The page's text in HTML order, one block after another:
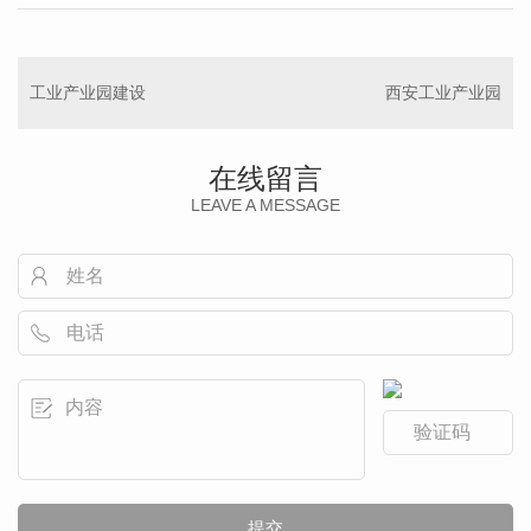
工业产业园建设 西安工业产业园
在线留言
LEAVE A MESSAGE